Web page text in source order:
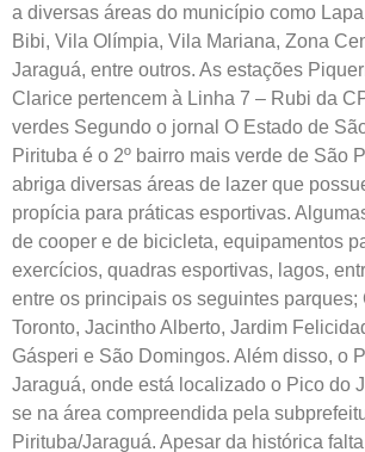
a diversas áreas do município como
Bibi, Vila Olímpia, Vila Mariana, Zona
Jaraguá, entre outros. As estações
Clarice pertencem à Linha 7 – Rubi da
verdes Segundo o jornal O Estado de
Pirituba é o 2º bairro mais verde de São
abriga diversas áreas de lazer que
propícia para práticas esportivas.
de cooper e de bicicleta, equipamentos
exercícios, quadras esportivas, lagos,
entre os principais os seguintes parques;
Toronto, Jacintho Alberto, Jardim
Gásperi e São Domingos. Além disso, o
Jaraguá, onde está localizado o Pico do
se na área compreendida pela
Pirituba/Jaraguá. Apesar da histórica